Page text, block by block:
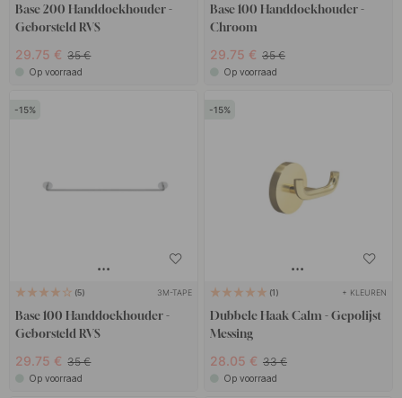
Base 200 Handdoekhouder -
Geborsteld RVS
29.75 € 35 €
Op voorraad
Base 100 Handdoekhouder -
Chroom
29.75 € 35 €
Op voorraad
15
5 3M-TAPE
Base 100 Handdoekhouder -
Geborsteld RVS
29.75 € 35 €
Op voorraad
15
1 + KLEUREN
Dubbele Haak Calm - Gepolijst
Messing
28.05 € 33 €
Op voorraad